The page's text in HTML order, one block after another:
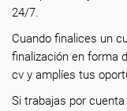
24/7.
Cuando finalices un
finalización en forma
cv y amplíes tus
Si trabajas por